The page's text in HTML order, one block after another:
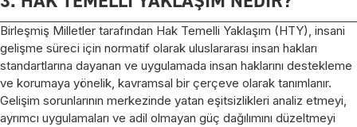
Birleşmiş Milletler tarafından Hak Temelli Yaklaşım (HTY), insani
gelişme süreci için normatif olarak uluslararası insan hakları
standartlarına dayanan ve uygulamada insan haklarını destekleme
ve korumaya yönelik, kavramsal bir çerçeve olarak tanımlanır.
Gelişim sorunlarının merkezinde yatan eşitsizlikleri analiz etmeyi,
ayrımcı uygulamaları ve adil olmayan güç dağılımını düzeltmeyi